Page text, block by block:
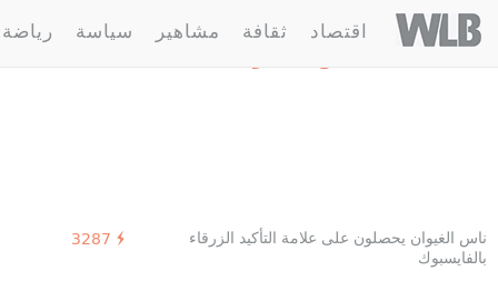
Welovebuzz
اقتصاد ثقافة مشاهير سياسة رياضة
1 مقالة : ناس الغيوان
ناس الغيوان يحصلون على علامة التأكيد الزرقاء
بالفايسبوك